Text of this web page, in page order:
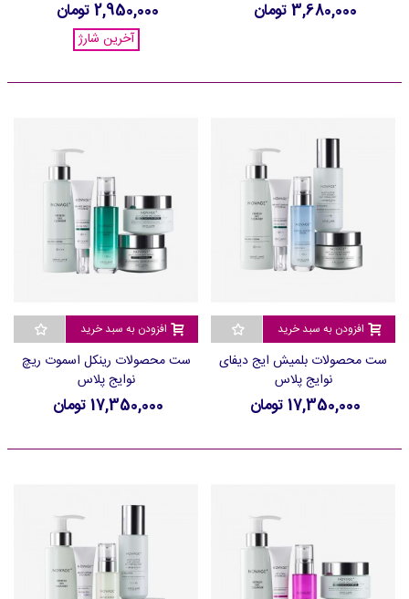
3,680,000 تومان 2,950,000 تومان
آخرین شارژ
افزودن به سبد خرید
ست محصولات بلمیش ایج دیفای
نوایج پلاس
17,350,000 تومان
افزودن به سبد خرید
ست محصولات رینکل اسموت ریچ
نوایج پلاس
17,350,000 تومان